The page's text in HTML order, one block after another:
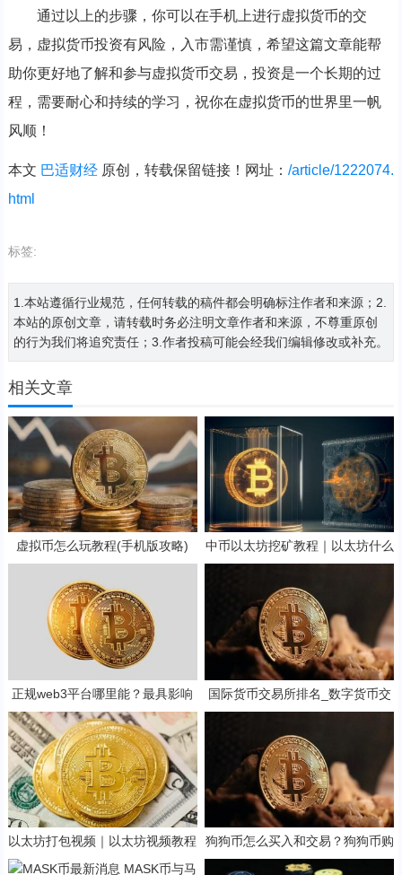
通过以上的步骤，你可以在手机上进行虚拟货币的交
易，虚拟货币投资有风险，入市需谨慎，希望这篇文章能帮
助你更好地了解和参与虚拟货币交易，投资是一个长期的过
程，需要耐心和持续的学习，祝你在虚拟货币的世界里一帆
风顺！
本文 巴适财经原创，转载保留链接！网址： /article/1222074.
html
标签:
1.本站遵循行业规范，任何转载的稿件都会明确标注作者和来源；2.
本站的原创文章，请转载时务必注明文章作者和来源，不尊重原创
的行为我们将追究责任；3.作者投稿可能会经我们编辑修改或补充。
相关文章
虚拟币怎么玩教程(手机版攻略)
中币以太坊挖矿教程｜以太坊什么
时候停止挖矿
正规web3平台哪里能？最具影响
力web3平台榜单一览
国际货币交易所排名_数字货币交
易的app 前十
以太坊打包视频｜以太坊视频教程
狗狗币怎么买入和交易？狗狗币购
买教程